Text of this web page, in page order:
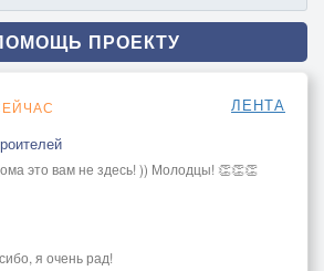
ПРОЕКТУ
ЛЕНТА
это вам не здесь! )) Молодцы! 👏👏👏
я очень рад!